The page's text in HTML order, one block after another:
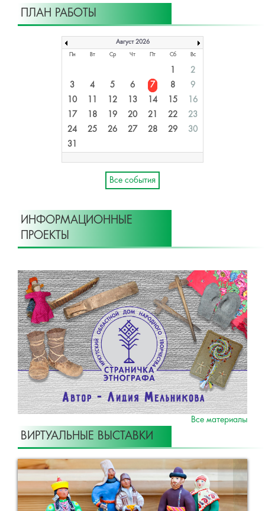
ПЛАН РАБОТЫ
Август 2026
Пн Вт Ср Чт Пт Сб Вс
1
2
3
4 5 6 7 8
9
10
11 12 13 14 15
16
17
18 19 20 21 22
23
24
25 26 27 28 29
30
31
Все события
ИНФОРМАЦИОННЫЕ
ПРОЕКТЫ
Все материалы
ВИРТУАЛЬНЫЕ ВЫСТАВКИ